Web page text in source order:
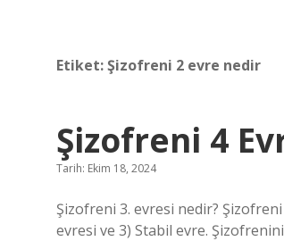
Etiket:Şizofreni 2 evre nedir
Şizofreni 4
Tarih: Ekim 18, 2024
Şizofreni 3. evresi nedir?
evresi ve 3) Stabil evre.